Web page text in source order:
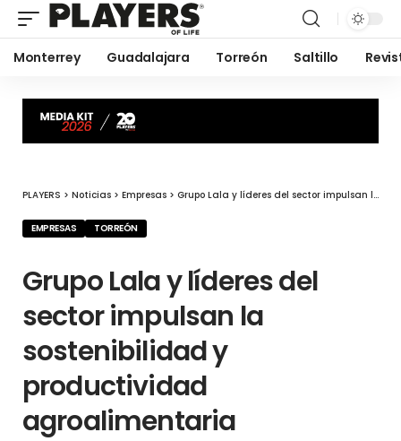
Monterrey Guadalajara Torreón Saltillo
PLAYERS > Noticias > Empresas > Grupo Lala y líderes del sector impulsan la sostenibilidad y productividad agroalimentaria
EMPRESAS TORREÓN
Grupo Lala y líderes del
sector impulsan la
sostenibilidad y
productividad
agroalimentaria